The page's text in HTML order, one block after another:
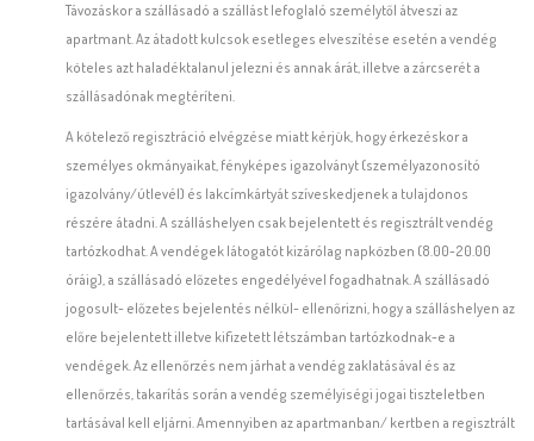
Távozáskor a szállásadó a szállást lefoglaló személytől átveszi az
apartmant. Az átadott kulcsok esetleges elveszítése esetén a vendég
köteles azt haladéktalanul jelezni és annak árát, illetve a zárcserét a
szállásadónak megtéríteni.
A kötelező regisztráció elvégzése miatt kérjük, hogy érkezéskor a
személyes okmányaikat, fényképes igazolványt (személyazonosító
igazolvány/útlevél) és lakcímkártyát szíveskedjenek a tulajdonos
részére átadni. A szálláshelyen csak bejelentett és regisztrált vendég
tartózkodhat. A vendégek látogatót kizárólag napközben (8.00-20.00
óráig), a szállásadó előzetes engedélyével fogadhatnak. A szállásadó
jogosult- előzetes bejelentés nélkül- ellenőrizni, hogy a szálláshelyen az
előre bejelentett illetve kifizetett létszámban tartózkodnak-e a
vendégek. Az ellenőrzés nem járhat a vendég zaklatásával és az
ellenőrzés, takarítás során a vendég személyiségi jogai tiszteletben
tartásával kell eljárni. Amennyiben az apartmanban/ kertben a regisztrált